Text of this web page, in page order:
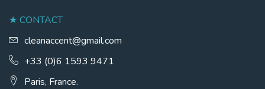
CONTACT
cleanaccent@gmail.com
+33 (0)6 1593 9471
Paris, France.